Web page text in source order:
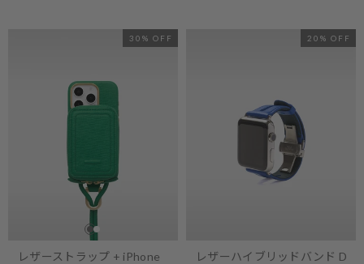
30% OFF
レザーストラップ + iPhone
20% OFF
レザーハイブリッドバンド D